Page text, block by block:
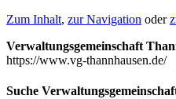
Zum Inhalt, zur Navigation oder
Verwaltungsgemeinschaft
https://www.vg-thannhausen.de/
Suche